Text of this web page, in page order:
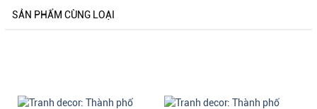
SẢN PHẨM CÙNG LOẠI